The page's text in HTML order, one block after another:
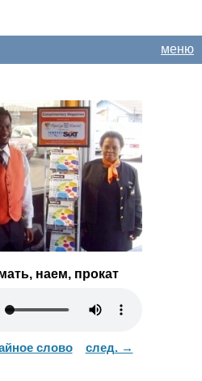
меню
наем, прокат
слово след. →